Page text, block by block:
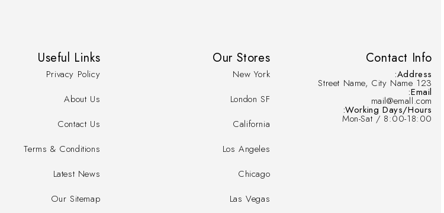
Contact Info
Address:
123 Street Name, City Name
Email:
mail@emall.com
Working Days/Hours:
Mon-Sat / 8:00-18:00
Our Stores
New York
London SF
California
Los Angeles
Chicago
Las Vegas
Useful Links
Privacy Policy
About Us
Contact Us
Terms & Conditions
Latest News
Our Sitemap